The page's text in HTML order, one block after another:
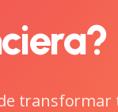
transformar